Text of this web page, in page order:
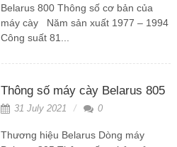
Belarus 800 Thông số cơ bản của
máy cày Năm sản xuất 1977 – 1994
Công suất 81...
Thông số máy cày Belarus 805
31 July 2021 0
Thương hiệu Belarus Dòng máy